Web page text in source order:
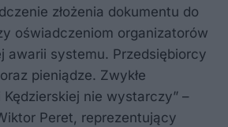
złożenia dokumentu do
oświadczeniom organizatorów
awarii systemu. Przedsiębiorcy
pieniądze. Zwykłe
Kędzierskiej nie wystarczy” –
Peret, reprezentujący